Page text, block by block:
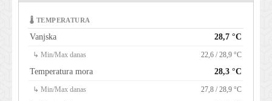
🌡 TEMPERATURA
Vanjska 28,7 °C
↳ Min/Max danas 22,6 / 28,9 °C
Temperatura mora 28,3 °C
↳ Min/Max danas 27,8 / 28,9 °C